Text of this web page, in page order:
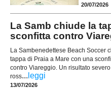
20/07/2026
La Samb chiude la
sconfitta contro
La Sambenedettese Beach Soccer
tappa di Praia a Mare con una
contro Viareggio. Un risultato
ross... leggi
13/07/2026